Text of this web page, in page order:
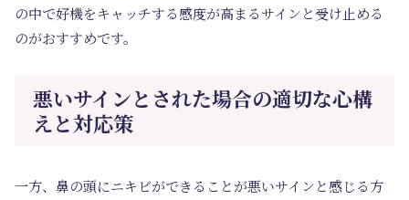
の中で好機をキャッチする感度が高まるサインと受け止める
のがおすすめです。
悪いサインとされた場合の適切な心構
えと対応策
一方、鼻の頭にニキビができることが悪いサインと感じる方